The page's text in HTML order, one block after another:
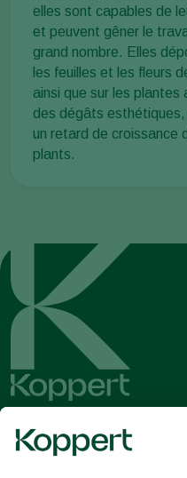
elles sont capables de
et peuvent gêner le
grand nombre. Elles
les feuilles et les fleurs
ainsi que sur les
des dégâts
un retard de croissance
plants.